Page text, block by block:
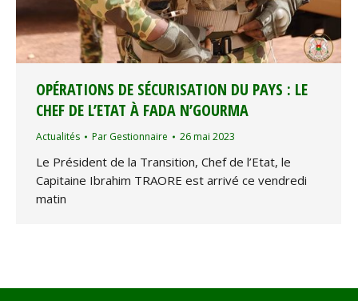
OPÉRATIONS DE SÉCURISATION DU PAYS : LE
CHEF DE L’ETAT À FADA N’GOURMA
Actualités Par Gestionnaire 26 mai 2023
Le Président de la Transition, Chef de l’Etat, le
Capitaine Ibrahim TRAORE est arrivé ce vendredi
matin